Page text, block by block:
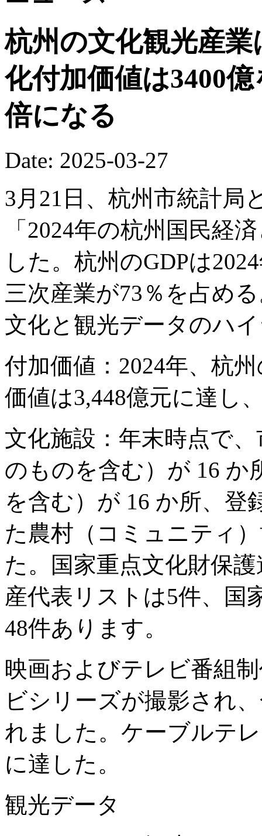
杭州の文化観光産
化付加価値は3400
倍になる
Date: 2025-03-27
3月21日、杭州市統計局
「2024年の杭州国民経
した。杭州のGDPは
三次産業が73％を占め
文化と観光データのハ
付加価値：2024年、杭
価値は3,448億元に達し
文化施設：年末時点で
のものを含む）が 16 か
を含む）が 16 か所、登
た農村（コミュニティ
た。国家重点文化財保
産代表リストは5件、国
48件あります。
映画およびテレビ番組
ビシリーズが撮影され
れました。ケーブルテ
に達した。
観光データ